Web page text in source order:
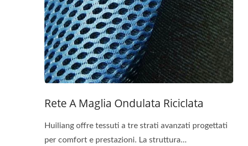
Rete A Maglia Ondulata Riciclata
Huiliang offre tessuti a tre strati avanzati progettati
per comfort e prestazioni. La struttura...